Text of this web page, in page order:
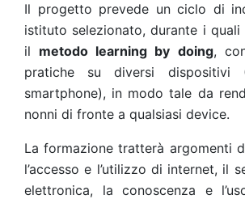
Il progetto prevede un ciclo di
istituto selezionato, durante i
il metodo learning by doing,
pratiche su diversi dispositivi
smartphone), in modo tale da
nonni di fronte a qualsiasi device.
La formazione tratterà argomenti
l’accesso e l’utilizzo di internet, il
elettronica, la conoscenza e